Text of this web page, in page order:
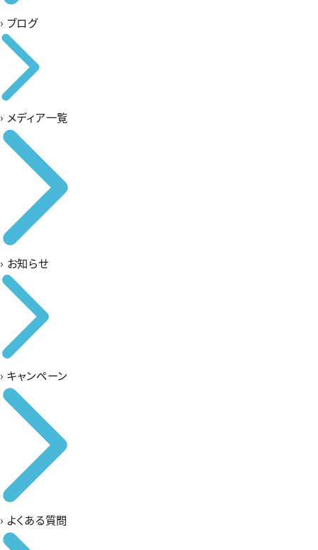
› ブログ
› メディア一覧
› お知らせ
› キャンペーン
› よくある質問